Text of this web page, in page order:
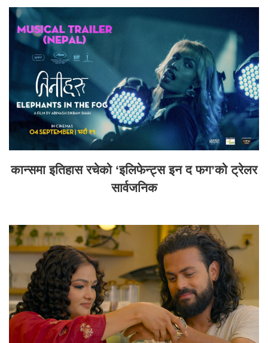
कान्समा इतिहास रचेको ‘इलिफेन्ट्स इन द फग’को ट्रेलर
सार्वजनिक